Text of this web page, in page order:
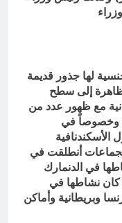
لها جذور قديمة
إلى سطح
مع ظهور عدد من
وخصوصاً في
الأسكندنافية
الجماعات أنطلقت في
في الدنمارك
كان نشاطها في
وبريطانية وأماكن